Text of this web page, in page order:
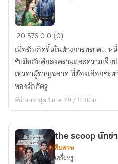
แค้น
รัก
ชายา
สายลับ
2057600 (0)
เมื่อรักเกิดขึ้นในห้วงการทรยศ…
รับมือกับศึกสงครามและความเจ็
เทวดาผู้ชาญฉลาด ที่ต้องเลือกระห
หลงรักศัตรู
อัปเดตล่าสุด 1 ก.พ. 69 / 14:10 น.
the scoop นัก
สืบสวน
เสวี่ยหรู